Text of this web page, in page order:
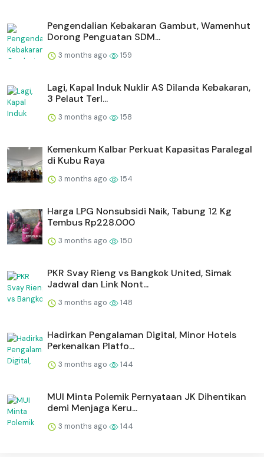
Pengendalian Kebakaran Gambut, Wamenhut
Dorong Penguatan SDM...
3 months ago 159
Lagi, Kapal Induk Nuklir AS Dilanda Kebakaran,
3 Pelaut Terl...
3 months ago 158
Kemenkum Kalbar Perkuat Kapasitas Paralegal
di Kubu Raya
3 months ago 154
Harga LPG Nonsubsidi Naik, Tabung 12 Kg
Tembus Rp228.000
3 months ago 150
PKR Svay Rieng vs Bangkok United, Simak
Jadwal dan Link Nont...
3 months ago 148
Hadirkan Pengalaman Digital, Minor Hotels
Perkenalkan Platfo...
3 months ago 144
MUI Minta Polemik Pernyataan JK Dihentikan
demi Menjaga Keru...
3 months ago 144